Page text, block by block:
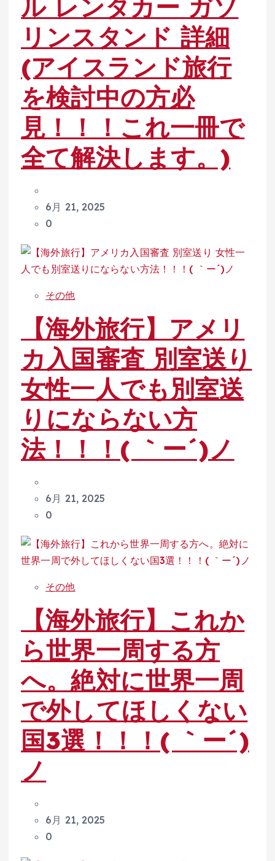
ル レンタカー ガソ
リンスタンド 詳細
(アイスランド旅行
を検討中の方必
見！！！これ一冊で
全て解決します。)
6月 21, 2025
0
その他
【海外旅行】アメリ
カ入国審査 別室送り
女性一人でも別室送
りにならない方
法！！！( ｀ー´)ノ
6月 21, 2025
0
その他
【海外旅行】これか
ら世界一周する方
へ。絶対に世界一周
で外してほしくない
国3選！！！( ｀ー´)
ノ
6月 21, 2025
0